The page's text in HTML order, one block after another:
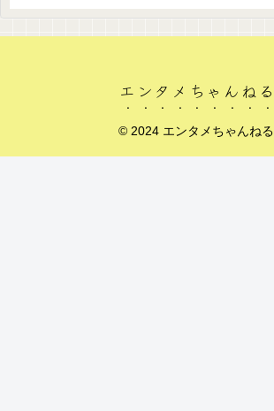
エンタメちゃんねる
© 2024 エンタメちゃんねる.